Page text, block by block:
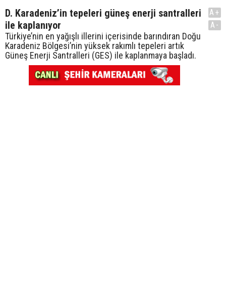
D. Karadeniz’in tepeleri güneş enerji santralleri
ile kaplanıyor
Türkiye’nin en yağışlı illerini içerisinde barındıran Doğu
Karadeniz Bölgesi’nin yüksek rakımlı tepeleri artık
Güneş Enerji Santralleri (GES) ile kaplanmaya başladı.
A+
A-